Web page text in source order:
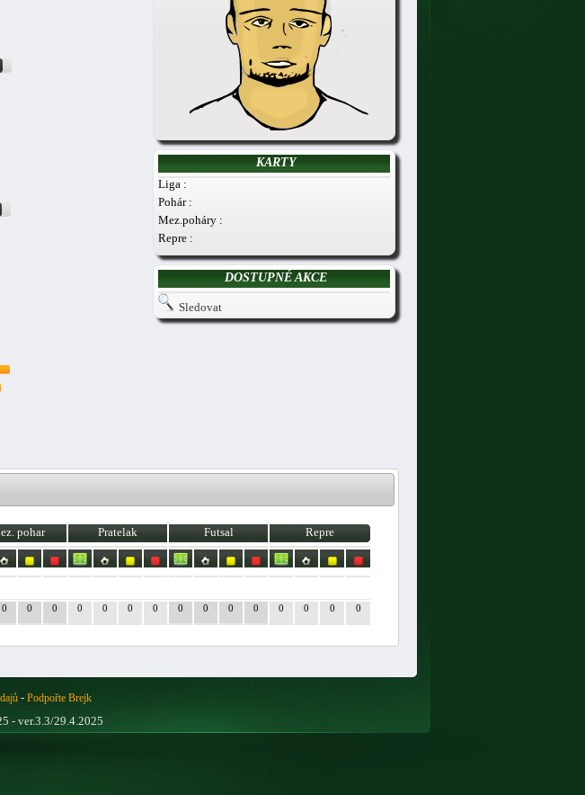
KARTY
Liga :
Pohár :
Mez.poháry :
Repre :
DOSTUPNÉ AKCE
Sledovat
pohar Pratelak Futsal Repre
0 0 0 0 0 0 0 0 0 0 0 0 0 0 0
- Podpořte Brejk
- ver.3.3/29.4.2025